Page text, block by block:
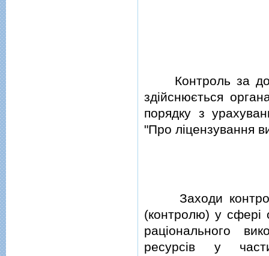
Контроль за
здiйснюється
порядку з
"Про лiцензування
Заходи
(контролю) у сферi
рацiонального
ресурсiв у